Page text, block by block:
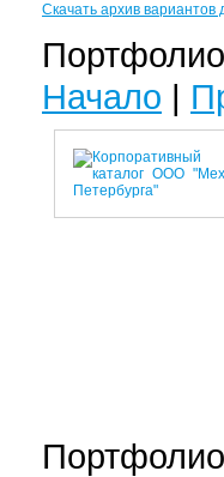
Скачать архив вариантов
Начало |